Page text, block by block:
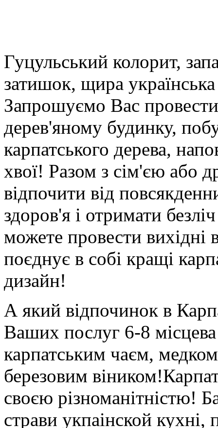
Гуцульський колорит,
затишок, щира
Запрошуємо Вас
дерев'яному будинку,
карпатського дерева,
хвої! Разом з сім'єю або
відпочити від
здоров'я і отримати
можете провести вихідні
поєднує в собі кращі
дизайн!
А який відпочинок в
Ваших послуг 6-8
карпатським чаєм,
березовим
своєю різноманітністю!
страви укпаінской кухні,